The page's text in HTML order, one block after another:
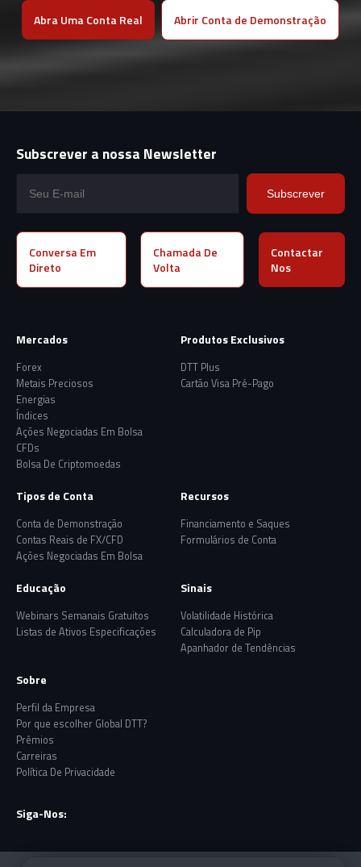
Abra Uma Conta Real Abrir Conta de Demonstração
Subscrever a nossa Newsletter
Subscrever
Conversa Em
Direto
Chamada De
Volta
Contactar
Nos
Mercados
Forex
Metais Preciosos
Energias
Índices
Ações Negociadas Em Bolsa
CFDs
Bolsa De Criptomoedas
Produtos Exclusivos
DTT Plus
Cartão Visa Pré-Pago
Tipos de Conta
Conta de Demonstração
Contas Reais de FX/CFD
Ações Negociadas Em Bolsa
Recursos
Financiamento e Saques
Formulários de Conta
Educação
Webinars Semanais Gratuitos
Listas de Ativos Especificações
Sinais
Volatilidade Histórica
Calculadora de Pip
Apanhador de Tendências
Sobre
Perfil da Empresa
Por que escolher Global DTT?
Prêmios
Carreiras
Política De Privacidade
Siga-Nos: